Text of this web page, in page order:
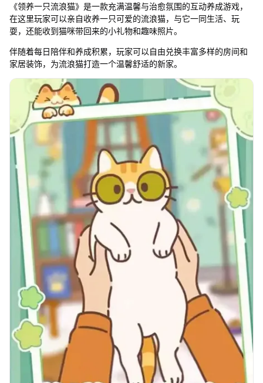
《领养一只流浪猫》是一款充满温馨与治愈氛围的互动养成游戏，
在这里玩家可以亲自收养一只可爱的流浪猫，与它一同生活、玩
耍，还能收到猫咪带回来的小礼物和趣味照片。
伴随着每日陪伴和养成积累，玩家可以自由兑换丰富多样的房间和
家居装饰，为流浪猫打造一个温馨舒适的新家。